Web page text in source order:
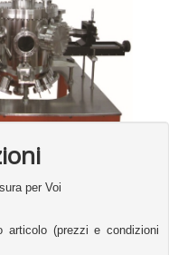
Directive
other
per Voi
articolo (prezzi e condizioni